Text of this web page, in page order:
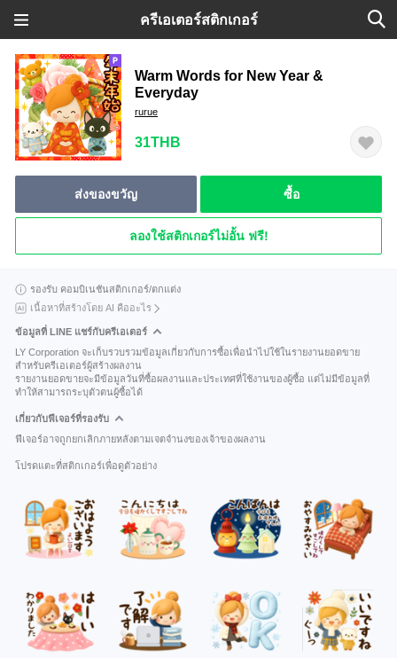
ครีเอเตอร์สติกเกอร์
Warm Words for New Year &
Everyday
rurue
31THB
ส่งของขวัญ ซื้อ
ลองใช้สติกเกอร์ไม่อั้น ฟรี!
รองรับ คอมบิเนชันสติกเกอร์/ตกแต่ง
เนื้อหาที่สร้างโดย AI คืออะไร
ข้อมูลที่ LINE แชร์กับครีเอเตอร์
LY Corporation จะเก็บรวบรวมข้อมูลเกี่ยวกับการซื้อเพื่อนำไปใช้ในรายงานยอดขาย
สำหรับครีเอเตอร์ผู้สร้างผลงาน
รายงานยอดขายจะมีข้อมูลวันที่ซื้อผลงานและประเทศที่ใช้งานของผู้ซื้อ แต่ไม่มีข้อมูลที่
ทำให้สามารถระบุตัวตนผู้ซื้อได้
เกี่ยวกับฟีเจอร์ที่รองรับ
ฟีเจอร์อาจถูกยกเลิกภายหลังตามเจตจำนงของเจ้าของผลงาน
โปรดแตะที่สติกเกอร์เพื่อดูตัวอย่าง